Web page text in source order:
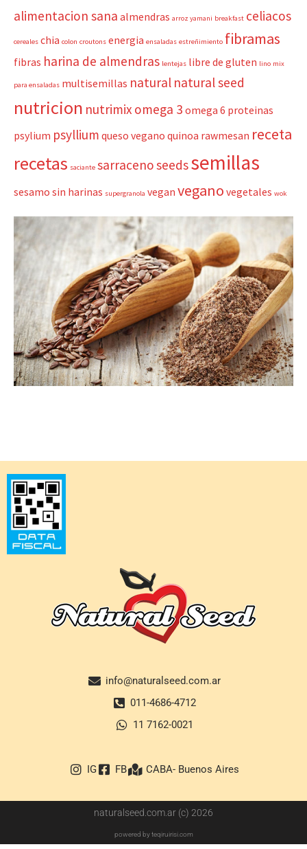
alimentacion sana almendras arroz yamani breakfast celiacos
cereales chia colon croutons energia ensaladas estreñimiento fibramas
fibras harina de almendras lentejas libre de gluten lino mix
para ensaladas multisemillas natural natural seed
nutricion nutrimix omega 3 omega 6 proteinas
psylium psyllium queso vegano quinoa rawmesan receta
recetas saciante sarracenoseedssemillas
sesamo sin harinas supergranola vegan vegano vegetales wok
info@naturalseed.com.ar
011-4686-4712
11 7162-0021
IG FB CABA- Buenos Aires
naturalseed.com.ar (c) 2026
powered by teqiruirisi.com